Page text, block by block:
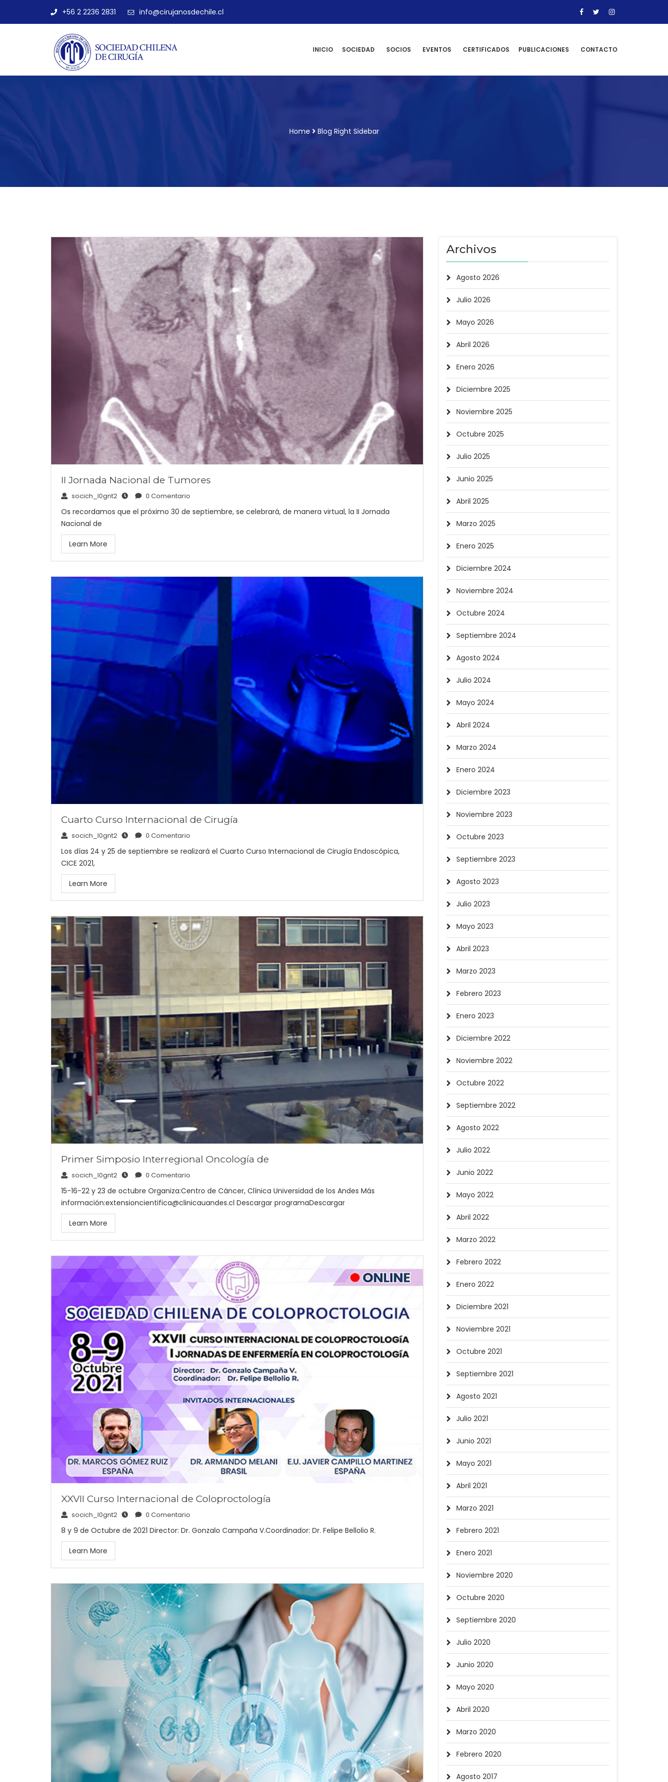
+56 2 2236 2831 info@cirujanosdechile.cl
INICIO SOCIEDAD SOCIOS EVENTOS CERTIFICADOS PUBLICACIONES CONTACTO
Home Blog Right Sidebar
II Jornada Nacional de Tumores
socich_l0gnt2 0 Comentario
Os recordamos que el próximo 30 de septiembre, se celebrará, de manera virtual, la II Jornada
Nacional de
Learn More
Cuarto Curso Internacional de Cirugía
socich_l0gnt2 0 Comentario
Los días 24 y 25 de septiembre se realizará el Cuarto Curso Internacional de Cirugía Endoscópica,
CICE 2021,
Learn More
Primer Simposio Interregional Oncología de
socich_l0gnt2 0 Comentario
15-16-22 y 23 de octubre Organiza:Centro de Cáncer, Clínica Universidad de los Andes Más
información:extensioncientifica@clinicauandes.cl Descargar programaDescargar
Learn More
XXVII Curso Internacional de Coloproctología
socich_l0gnt2 0 Comentario
8 y 9 de Octubre de 2021 Director: Dr. Gonzalo Campaña V.Coordinador: Dr. Felipe Bellolio R.
Learn More
Archivos
Agosto 2026
Julio 2026
Mayo 2026
Abril 2026
Enero 2026
Diciembre 2025
Noviembre 2025
Octubre 2025
Julio 2025
Junio 2025
Abril 2025
Marzo 2025
Enero 2025
Diciembre 2024
Noviembre 2024
Octubre 2024
Septiembre 2024
Agosto 2024
Julio 2024
Mayo 2024
Abril 2024
Marzo 2024
Enero 2024
Diciembre 2023
Noviembre 2023
Octubre 2023
Septiembre 2023
Agosto 2023
Julio 2023
Mayo 2023
Abril 2023
Marzo 2023
Febrero 2023
Enero 2023
Diciembre 2022
Noviembre 2022
Octubre 2022
Septiembre 2022
Agosto 2022
Julio 2022
Junio 2022
Mayo 2022
Abril 2022
Marzo 2022
Febrero 2022
Enero 2022
Diciembre 2021
Noviembre 2021
Octubre 2021
Septiembre 2021
Agosto 2021
Julio 2021
Junio 2021
Mayo 2021
Abril 2021
Marzo 2021
Febrero 2021
Enero 2021
Noviembre 2020
Octubre 2020
Septiembre 2020
Julio 2020
Junio 2020
Mayo 2020
Abril 2020
Marzo 2020
Febrero 2020
Agosto 2017